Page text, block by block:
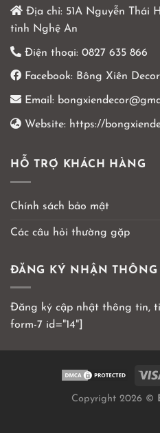
Địa chỉ: 51A Nguyễn Thái
tỉnh Nghệ An
Điện thoại: 0827 635 866
Facebook: Bông Xiên
Email:
Website: https://
HỖ TRỢ KHÁCH HÀNG
Chính sách bảo mật
Các câu hỏi thường gặp
ĐĂNG KÝ NHẬN THÔNG
Đăng ký cập nhật thông tin,
form-7 id="14"]
Copyright 2026 ©